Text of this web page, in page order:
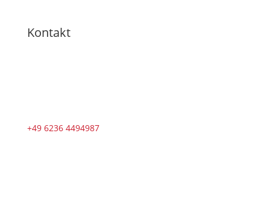
Kontakt
+49 6236 4494987